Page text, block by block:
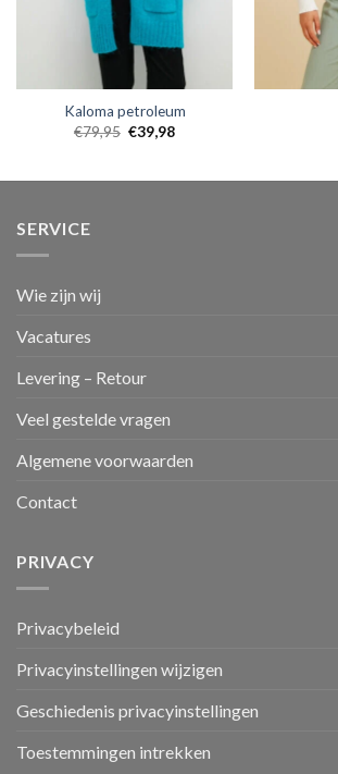
Kaloma petroleum
€79,95 €39,98
SERVICE
Wie zijn wij
Vacatures
Levering – Retour
Veel gestelde vragen
Algemene voorwaarden
Contact
PRIVACY
Privacybeleid
Privacyinstellingen wijzigen
Geschiedenis privacyinstellingen
Toestemmingen intrekken